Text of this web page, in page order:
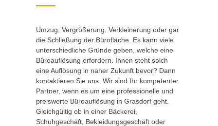
Umzug, Vergrößerung, Verkleinerung oder gar
die Schließung der Bürofläche. Es kann viele
unterschiedliche Gründe geben, welche eine
Büroauflösung erfordern. Ihnen steht solch
eine Auflösung in naher Zukunft bevor? Dann
kontaktieren Sie uns. Wir sind Ihr kompetenter
Partner, wenn es um eine professionelle und
preiswerte Büroauflösung in Grasdorf geht.
Gleichgültig ob in einer Bäckerei,
Schuhgeschäft, Bekleidungsgeschäft oder